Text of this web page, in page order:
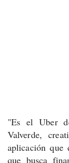
"Es el Uber
Valverde,
aplicación que
que busca